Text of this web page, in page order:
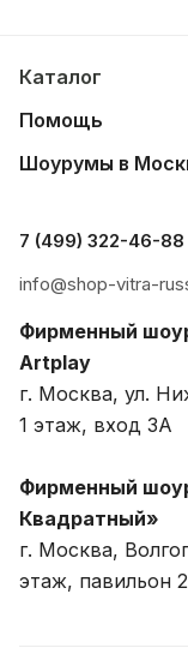
Каталог
Помощь
Шоурумы в
7 (499) 322-46-88
info@shop-vitra-
Фирменный
Artplay
г. Москва, ул.
1 этаж, вход 3A
Фирменный
Квадратный»
г. Москва,
этаж, павильон